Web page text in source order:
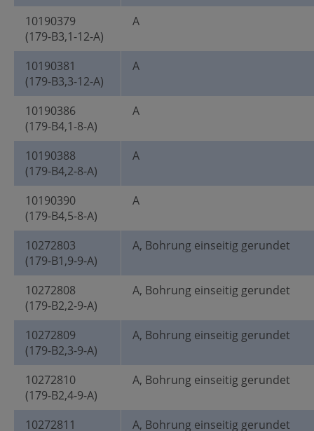
10190379
(179-B3,1-12-A)
A
10190381
(179-B3,3-12-A)
A
10190386
(179-B4,1-8-A)
A
10190388
(179-B4,2-8-A)
A
10190390
(179-B4,5-8-A)
A
10272803
(179-B1,9-9-A)
A, Bohrung einseitig gerundet
10272808
(179-B2,2-9-A)
A, Bohrung einseitig gerundet
10272809
(179-B2,3-9-A)
A, Bohrung einseitig gerundet
10272810
(179-B2,4-9-A)
A, Bohrung einseitig gerundet
10272811
A, Bohrung einseitig gerundet